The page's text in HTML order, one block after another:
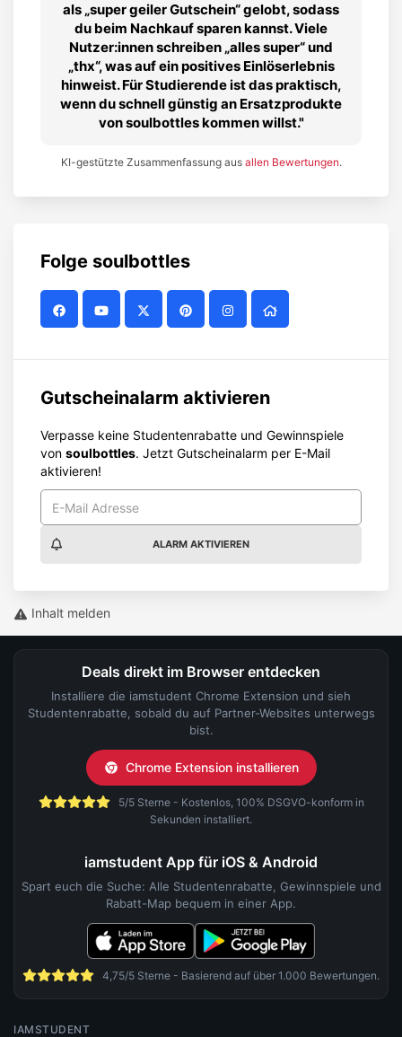
als „super geiler Gutschein“ gelobt, sodass
du beim Nachkauf sparen kannst. Viele
Nutzer:innen schreiben „alles super“ und
„thx“, was auf ein positives Einlöserlebnis
hinweist. Für Studierende ist das praktisch,
wenn du schnell günstig an Ersatzprodukte
von soulbottles kommen willst.
KI-gestützte Zusammenfassung aus allen Bewertungen.
Folge soulbottles
Gutscheinalarm aktivieren
Verpasse keine Studentenrabatte und Gewinnspiele
von soulbottles. Jetzt Gutscheinalarm per E-Mail
aktivieren!
ALARM AKTIVIEREN
Inhalt melden
Deals direkt im Browser entdecken
Installiere die iamstudent Chrome Extension und sieh
Studentenrabatte, sobald du auf Partner-Websites unterwegs
bist.
Chrome Extension installieren
5/5 Sterne - Kostenlos, 100% DSGVO-konform in
Sekunden installiert.
iamstudent App für iOS & Android
Spart euch die Suche: Alle Studentenrabatte, Gewinnspiele und
Rabatt-Map bequem in einer App.
4,75/5 Sterne - Basierend auf über 1.000 Bewertungen.
IAMSTUDENT